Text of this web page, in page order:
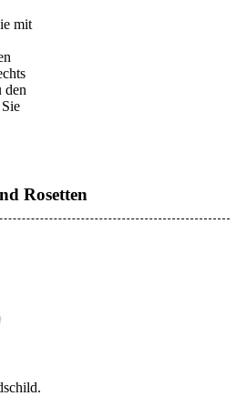
mit
den
Rosetten